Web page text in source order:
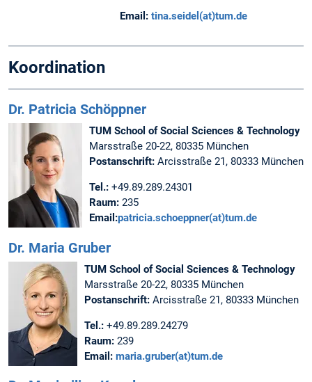
Email: tina.seidel(at)tum.de
Koordination
Dr. Patricia Schöppner
TUM School of Social Sciences & Technology
Marsstraße 20-22, 80335 München
Postanschrift: Arcisstraße 21, 80333 München
Tel.: +49.89.289.24301
Raum: 235
Email:patricia.schoeppner(at)tum.de
Dr. Maria Gruber
TUM School of Social Sciences & Technology
Marsstraße 20-22, 80335 München
Postanschrift: Arcisstraße 21, 80333 München
Tel.: +49.89.289.24279
Raum: 239
Email: maria.gruber(at)tum.de